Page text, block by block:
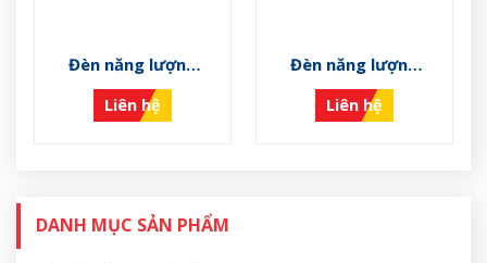
Đèn năng lượng
mặt trời VS-NLMT-
G
Liên hệ
Đèn năng lượng
mặt trời VS-NLMT-
F
Liên hệ
DANH MỤC SẢN PHẨM